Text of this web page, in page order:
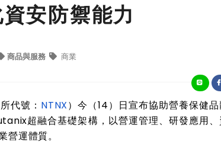
安防禦能力
商品與服務 商業
代號： NTNX）今 （14） 日宣布協助營養保健
超融合基礎架構，以營運管理、研發應用
運體質。